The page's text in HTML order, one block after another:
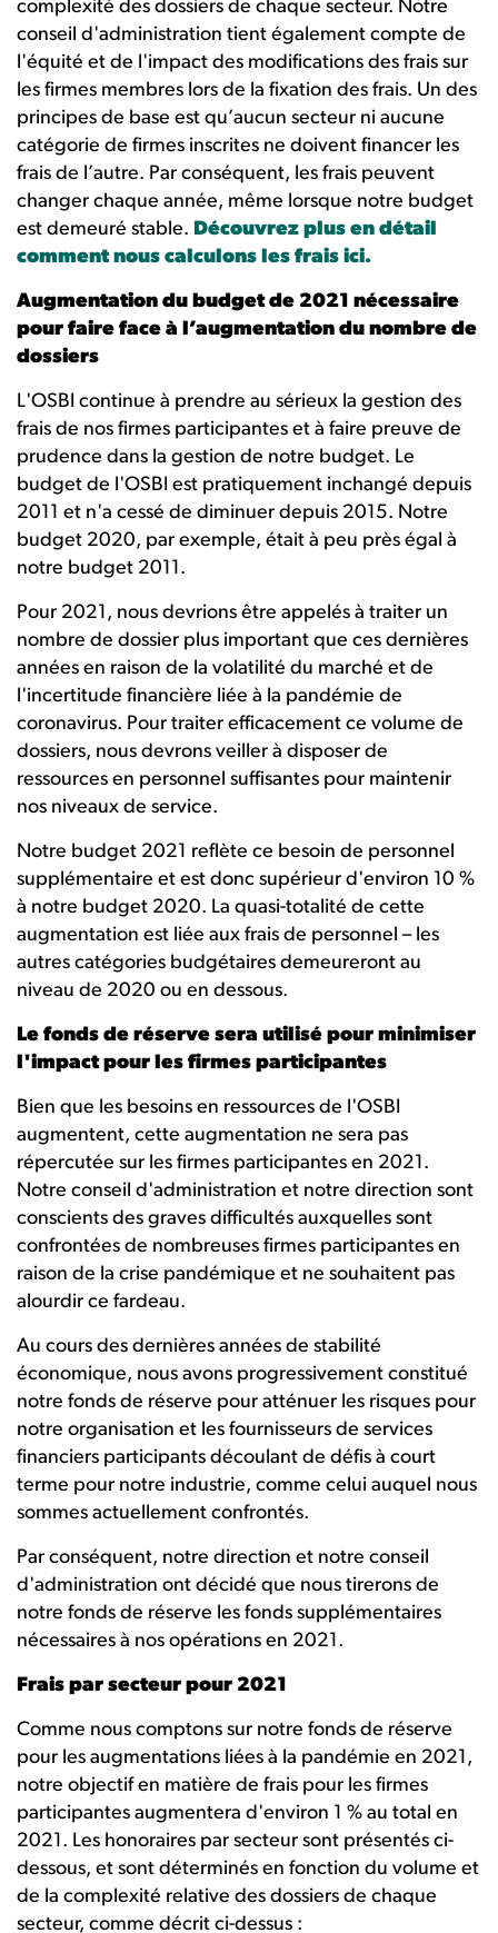
complexité des dossiers de chaque secteur. Notre
conseil d'administration tient également compte de
l'équité et de l'impact des modifications des frais sur
les firmes membres lors de la fixation des frais. Un des
principes de base est qu’aucun secteur ni aucune
catégorie de firmes inscrites ne doivent financer les
frais de l’autre. Par conséquent, les frais peuvent
changer chaque année, même lorsque notre budget
est demeuré stable. Découvrez plus en détail
comment nous calculons les frais ici.
Augmentation du budget de 2021 nécessaire
pour faire face à l’augmentation du nombre de
dossiers
L'OSBI continue à prendre au sérieux la gestion des
frais de nos firmes participantes et à faire preuve de
prudence dans la gestion de notre budget. Le
budget de l'OSBI est pratiquement inchangé depuis
2011 et n'a cessé de diminuer depuis 2015. Notre
budget 2020, par exemple, était à peu près égal à
notre budget 2011.
Pour 2021, nous devrions être appelés à traiter un
nombre de dossier plus important que ces dernières
années en raison de la volatilité du marché et de
l'incertitude financière liée à la pandémie de
coronavirus. Pour traiter efficacement ce volume de
dossiers, nous devrons veiller à disposer de
ressources en personnel suffisantes pour maintenir
nos niveaux de service.
Notre budget 2021 reflète ce besoin de personnel
supplémentaire et est donc supérieur d'environ 10 %
à notre budget 2020. La quasi-totalité de cette
augmentation est liée aux frais de personnel – les
autres catégories budgétaires demeureront au
niveau de 2020 ou en dessous.
Le fonds de réserve sera utilisé pour minimiser
l'impact pour les firmes participantes
Bien que les besoins en ressources de l'OSBI
augmentent, cette augmentation ne sera pas
répercutée sur les firmes participantes en 2021.
Notre conseil d'administration et notre direction sont
conscients des graves difficultés auxquelles sont
confrontées de nombreuses firmes participantes en
raison de la crise pandémique et ne souhaitent pas
alourdir ce fardeau.
Au cours des dernières années de stabilité
économique, nous avons progressivement constitué
notre fonds de réserve pour atténuer les risques pour
notre organisation et les fournisseurs de services
financiers participants découlant de défis à court
terme pour notre industrie, comme celui auquel nous
sommes actuellement confrontés.
Par conséquent, notre direction et notre conseil
d'administration ont décidé que nous tirerons de
notre fonds de réserve les fonds supplémentaires
nécessaires à nos opérations en 2021.
Frais par secteur pour 2021
Comme nous comptons sur notre fonds de réserve
pour les augmentations liées à la pandémie en 2021,
notre objectif en matière de frais pour les firmes
participantes augmentera d'environ 1 % au total en
2021. Les honoraires par secteur sont présentés ci-
dessous, et sont déterminés en fonction du volume et
de la complexité relative des dossiers de chaque
secteur, comme décrit ci-dessus :